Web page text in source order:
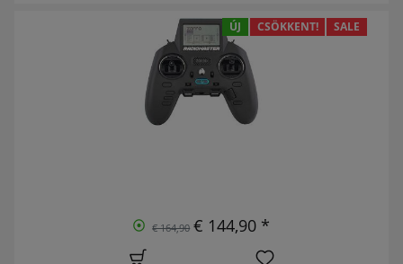
ÚJ CSÖKKENT! SALE
€ 164,90 € 144,90 *